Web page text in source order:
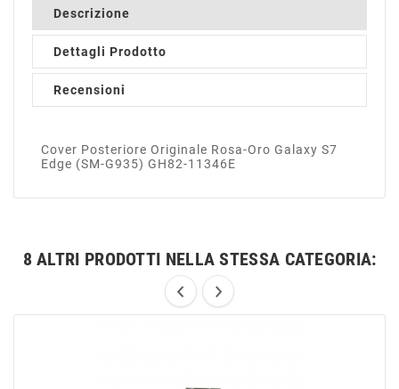
Descrizione
Dettagli Prodotto
Recensioni
Cover Posteriore Originale Rosa-Oro Galaxy S7
Edge (SM-G935) GH82-11346E
8 ALTRI PRODOTTI NELLA STESSA CATEGORIA: